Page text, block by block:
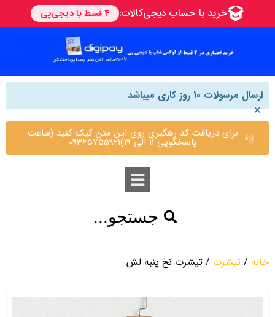
ارسال مرسولات 10 روز کاری میباشد
×
برای دریافت کد رهگیری روی این متن کیک کنید (ساعت
پاسخگویی 11 الی 19)09365755921
جستجو...
خانه / تیشرت / تیشرت نخ پنبه لش